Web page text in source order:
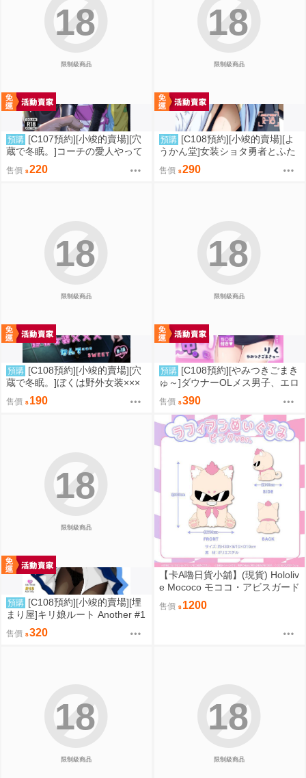
限制級商品
18
預購 [C107預約][小竣的賣場][穴
蔵で冬眠。]コーチの愛人やって
るって本当ですか 同人誌id=342
5212
售價 220
限制級商品
18
預購 [C108預約][小竣的賣場][よ
うかん堂]女装ショタ勇者とふた
なり僧侶 同人誌id=3783030
售價 290
限制級商品
18
預購 [C108預約][小竣的賣場][穴
蔵で冬眠。]ぼくは野外女装×××
なんて…SWEET 同人誌id=3774
615
售價 190
限制級商品
18
預購 [C108預約][やみつきごまき
ゅ～]ダウナーOLメス男子、エロ
がり残業中。【特典付】 同人誌i
d=3735920
售價 390
限制級商品
18
預購 [C108預約][小竣的賣場][埋
まり屋]キリ娘ルート Another #1
0 中編 ~浮気デート編~ 同人誌id
=3764106
售價 320
【卡A嚕日貨小舖】(現貨) Hololiv
e Mococo モココ・アビスガード
誕生日記念2024 ラフィアンぬい
ぐるみ ピンクver. 布偶
售價 1200
限制級商品
18
限制級商品
18